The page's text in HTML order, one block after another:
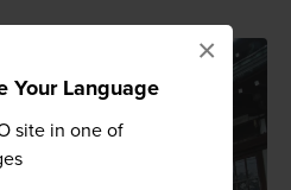
Your Language
site in one of
×